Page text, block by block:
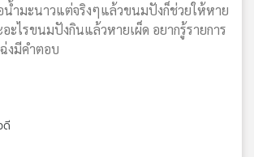
ำมะนาวแต่จริงๆแล้วขนมปังก็ช่วยให้หาย
ะไรขนมปังกินแล้วหายเผ็ด อยากรู้รายการ
งมีคำตอบ
ดี